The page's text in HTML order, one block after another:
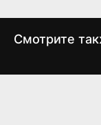
Смотрите
Олененок